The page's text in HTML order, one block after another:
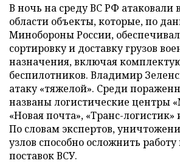
В ночь на среду ВС РФ атаковали
области объекты, которые, по
Минобороны России,
сортировку и доставку грузов
назначения, включая
беспилотников. Владимир
атаку «тяжелой». Среди
названы логистические центры
«Новая почта», «Транс-
По словам экспертов,
узлов способно осложнить
поставок ВСУ.